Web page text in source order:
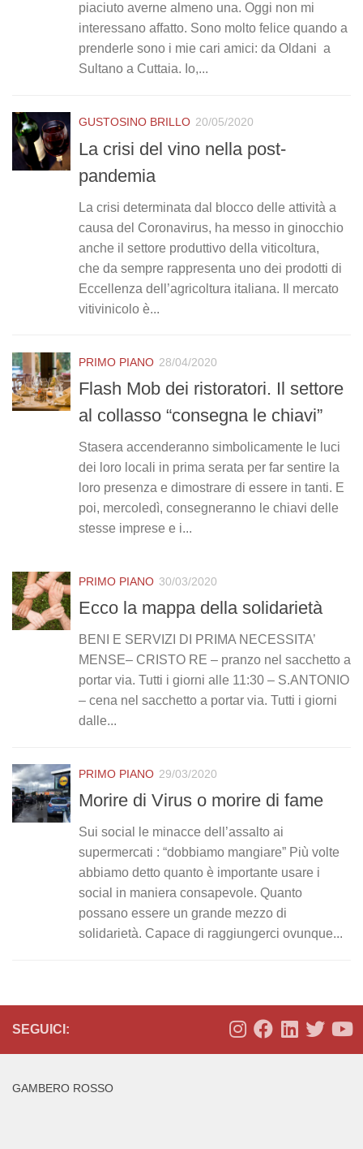
piaciuto averne almeno una. Oggi non mi
interessano affatto. Sono molto felice quando a
prenderle sono i mie cari amici: da Oldani a
Sultano a Cuttaia. Io,...
GUSTOSINO BRILLO 20/05/2020
La crisi del vino nella post-
pandemia
La crisi determinata dal blocco delle attività a
causa del Coronavirus, ha messo in ginocchio
anche il settore produttivo della viticoltura,
che da sempre rappresenta uno dei prodotti di
Eccellenza dell’agricoltura italiana. Il mercato
vitivinicolo è...
PRIMO PIANO 28/04/2020
Flash Mob dei ristoratori. Il settore
al collasso “consegna le chiavi”
Stasera accenderanno simbolicamente le luci
dei loro locali in prima serata per far sentire la
loro presenza e dimostrare di essere in tanti. E
poi, mercoledì, consegneranno le chiavi delle
stesse imprese e i...
PRIMO PIANO 30/03/2020
Ecco la mappa della solidarietà
BENI E SERVIZI DI PRIMA NECESSITA’
MENSE– CRISTO RE – pranzo nel sacchetto a
portar via. Tutti i giorni alle 11:30 – S.ANTONIO
– cena nel sacchetto a portar via. Tutti i giorni
dalle...
PRIMO PIANO 29/03/2020
Morire di Virus o morire di fame
Sui social le minacce dell’assalto ai
supermercati : “dobbiamo mangiare” Più volte
abbiamo detto quanto è importante usare i
social in maniera consapevole. Quanto
possano essere un grande mezzo di
solidarietà. Capace di raggiungerci ovunque...
SEGUICI:
GAMBERO ROSSO